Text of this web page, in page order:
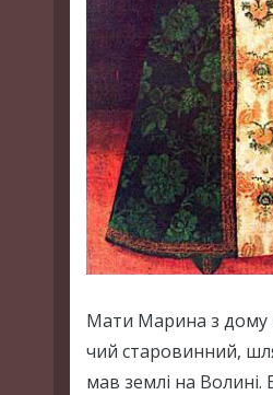
Мати Марина з дому
чий старовинний,
мав землі на Волині.